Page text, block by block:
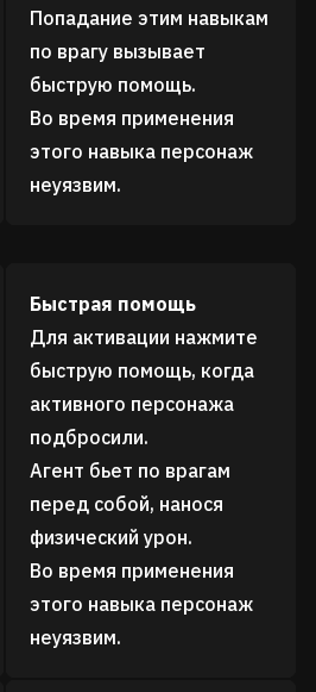
Попадание этим навыкам
по врагу вызывает
быструю помощь.
Во время применения
этого навыка персонаж
неуязвим.
Быстрая помощь
Для активации нажмите
быструю помощь, когда
активного персонажа
подбросили.
Агент бьет по врагам
перед собой, нанося
физический урон.
Во время применения
этого навыка персонаж
неуязвим.